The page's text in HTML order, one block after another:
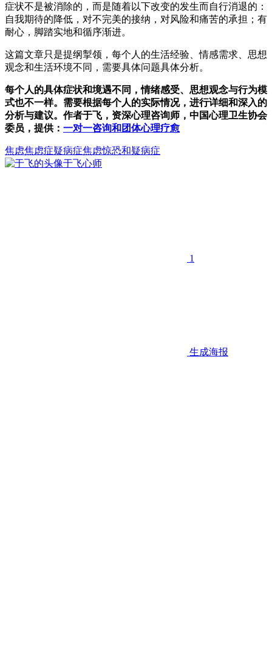
症状不是被消除的，而是随着以下改变的发生而自行消退的：
自我期待的降低，对不完美的接纳，对风险和痛苦的承担；有
耐心，脚踏实地和循序渐进。
这篇文章只是提纲掣领，每个人的生活经验、情感需求、思想
观念和生活环境不同，需要具体问题具体分析。
每个人的具体症状和境遇不同，情绪感受、思想观念与行为模
式也不一样。需要根据每个人的实际情况，进行详细和深入的
分析与建议。作者于飞，资深心理咨询师，中国心理卫生协会
委员，提供： 一对一咨询和团体心理疗愈
焦虑焦虑症疑病症焦虑惊恐和疑病症
于飞心师
1
生成海报